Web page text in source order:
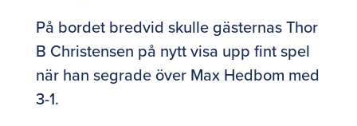
På bordet bredvid skulle gästernas Thor
B Christensen på nytt visa upp fint spel
när han segrade över Max Hedbom med
3-1.